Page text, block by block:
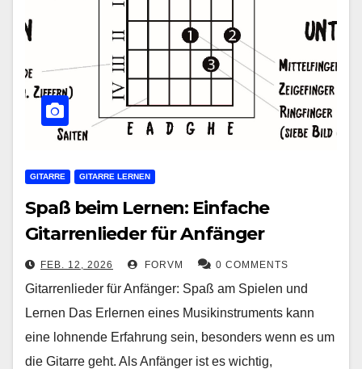
GITARRE GITARRE LERNEN
Spaß beim Lernen: Einfache
Gitarrenlieder für Anfänger
FEB. 12, 2026 FORVM 0 COMMENTS
Gitarrenlieder für Anfänger: Spaß am Spielen und
Lernen Das Erlernen eines Musikinstruments kann
eine lohnende Erfahrung sein, besonders wenn es um
die Gitarre geht. Als Anfänger ist es wichtig,